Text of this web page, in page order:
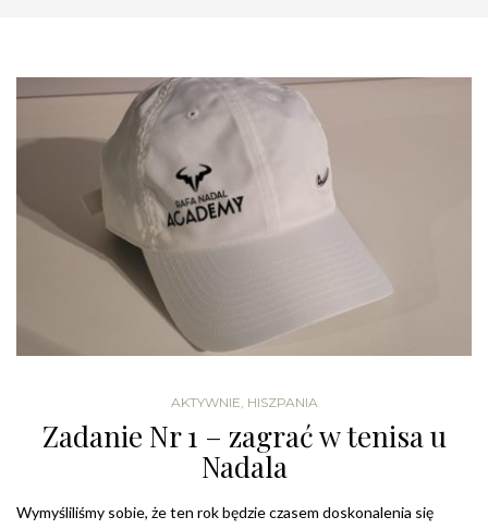
AKTYWNIE, HISZPANIA
Zadanie Nr 1 – zagrać w tenisa u
Nadala
Wymyśliliśmy sobie, że ten rok będzie czasem doskonalenia się